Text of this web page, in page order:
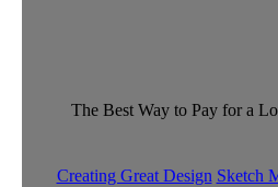
The Best Way to Pay for a
Creating Great Design Sketch